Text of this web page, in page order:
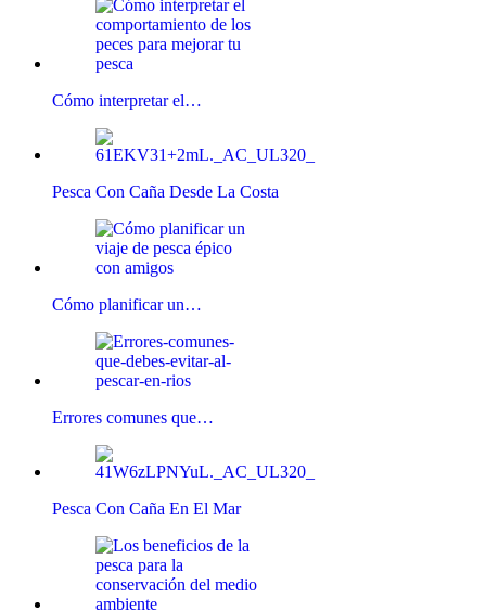
Cómo interpretar el…
Pesca Con Caña Desde La Costa
Cómo planificar un…
Errores comunes que…
Pesca Con Caña En El Mar